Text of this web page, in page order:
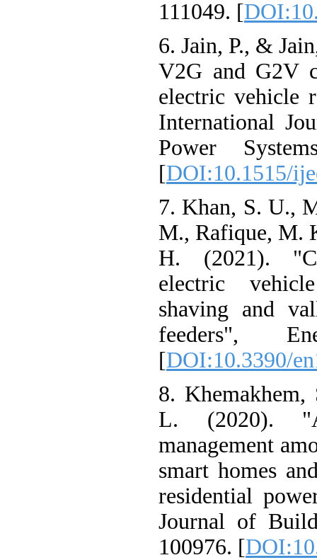
111049. [
6. Jain, P., &
V2G and
electric
International
Power
[DOI:10.1515/
7. Khan, S.
M., Rafique,
H. (2021).
electric
shaving and
feeders",
[DOI:10.3390/
8.
L. (2020).
management
smart homes
residential
Journal of
100976. [